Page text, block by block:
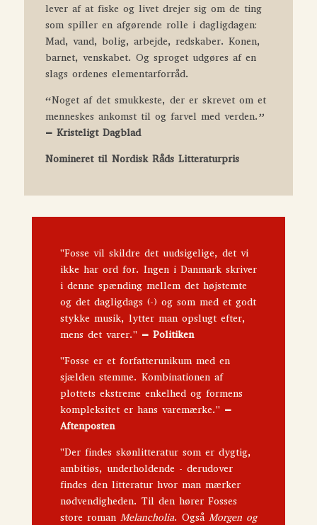
lever af at fiske og livet drejer sig om de ting
som spiller en afgørende rolle i dagligdagen:
Mad, vand, bolig, arbejde, redskaber. Konen,
barnet, venskabet. Og sproget udgøres af en
slags ordenes elementarforråd.
“Noget af det smukkeste, der er skrevet om et
menneskes ankomst til og farvel med verden.”
– Kristeligt Dagblad
Nomineret til Nordisk Råds Litteraturpris
"Fosse vil skildre det uudsigelige, det vi
ikke har ord for. Ingen i Danmark skriver
i denne spænding mellem det højstemte
og det dagligdags (-) og som med et godt
stykke musik, lytter man opslugt efter,
mens det varer." – Politiken
"Fosse er et forfatterunikum med en
sjælden stemme. Kombinationen af
plottets ekstreme enkelhed og formens
kompleksitet er hans varemærke." –
Aftenposten
"Der findes skønlitteratur som er dygtig,
ambitiøs, underholdende - derudover
findes den litteratur hvor man mærker
nødvendigheden. Til den hører Fosses
store roman Melancholia. Også Morgen og